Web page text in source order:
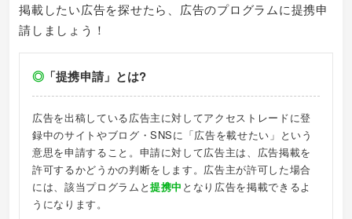
掲載したい広告を探せたら、広告のプログラムに提携申
請しましょう！
◎ 「提携申請」とは?
広告を出稿している広告主に対してアクセストレードに登
録中のサイトやブログ・SNSに「広告を載せたい」という
意思を申請すること。申請に対して広告主は、広告掲載を
許可するかどうかの判断をします。広告主が許可した場合
には、該当プログラムと提携中 となり広告を掲載できるよ
うになります。